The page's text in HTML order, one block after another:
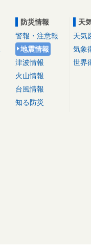
防災情報
警報・注意報
地震情報
津波情報
火山情報
台風情報
知る防災
天
天気
気象
世界